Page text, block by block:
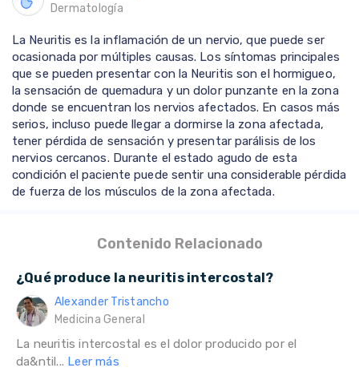
Dermatología
La Neuritis es la inflamación de un nervio, que puede ser
ocasionada por múltiples causas. Los síntomas principales
que se pueden presentar con la Neuritis son el hormigueo,
la sensación de quemadura y un dolor punzante en la zona
donde se encuentran los nervios afectados. En casos más
serios, incluso puede llegar a dormirse la zona afectada,
tener pérdida de sensación y presentar parálisis de los
nervios cercanos. Durante el estado agudo de esta
condición el paciente puede sentir una considerable pérdida
de fuerza de los músculos de la zona afectada.
Contenido Relacionado
¿Qué produce la neuritis intercostal?
Alexander Tristancho
Medicina General
La neuritis intercostal es el dolor producido por el
da&ntil... Leer más